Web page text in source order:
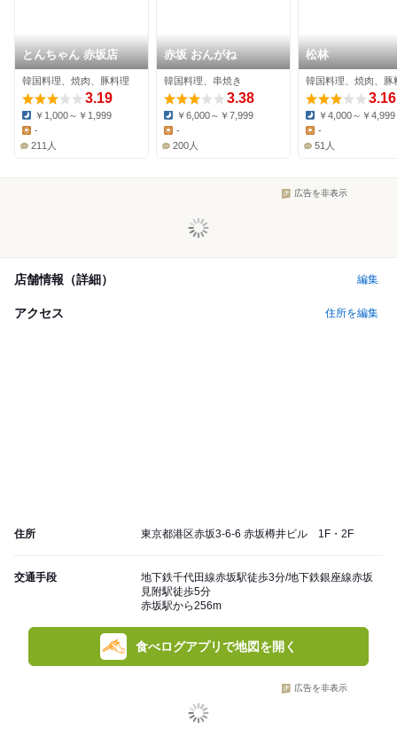
とんちゃん 赤坂店
韓国料理、焼肉、豚料理
3.19
Dinner:
￥1,000～￥1,999
-
211人
赤坂 おんがね
韓国料理、串焼き
3.38
Dinner:
￥6,000～￥7,999
-
200人
松林
韓国料理、焼肉、豚
3.16
Dinner:
￥4,000～￥4,999
Lunch:
-
51人
広告を非表示
店舗情報（詳細） 編集
アクセス 住所を編集
住所 東京都港区赤坂3-6-6 赤坂樽井ビル 1F・2F
交通手段
地下鉄千代田線赤坂駅徒歩3分/地下鉄銀座線赤坂
見附駅徒歩5分
赤坂駅から256m
食べログアプリで地図を開く
広告を非表示